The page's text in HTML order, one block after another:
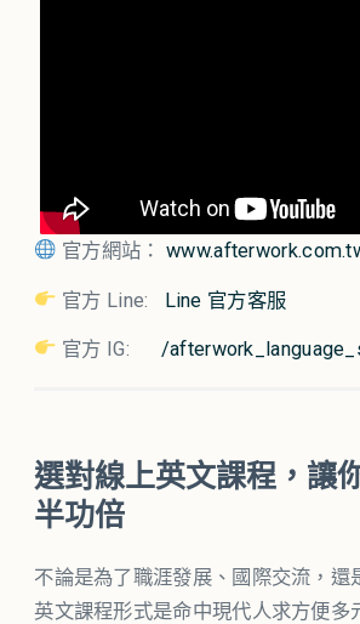
官方網站：
官方 Line: Line 官方客服
官方 IG: /
選對線上英文課程，讓
半功倍
不論是為了職涯發展、國際交流，還
英文課程形式是命中現代人求方便多